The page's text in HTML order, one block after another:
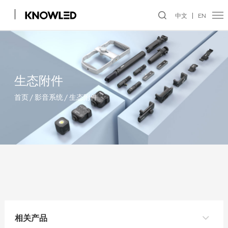
中文 EN
生态附件
首页/ 影音系统/生态附件
相关产品
充电手柄 BPC-01